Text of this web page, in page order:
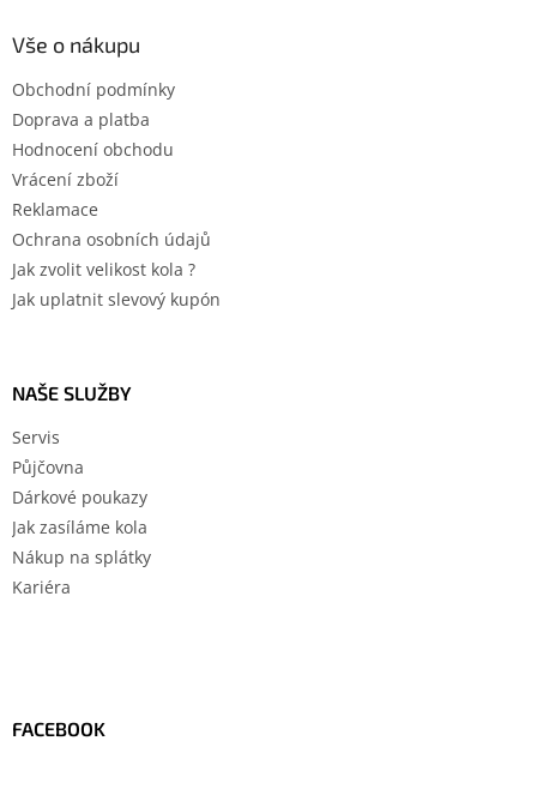
Vše o nákupu
Obchodní podmínky
Doprava a platba
Hodnocení obchodu
Vrácení zboží
Reklamace
Ochrana osobních údajů
Jak zvolit velikost kola ?
Jak uplatnit slevový kupón
NAŠE SLUŽBY
Servis
Půjčovna
Dárkové poukazy
Jak zasíláme kola
Nákup na splátky
Kariéra
FACEBOOK